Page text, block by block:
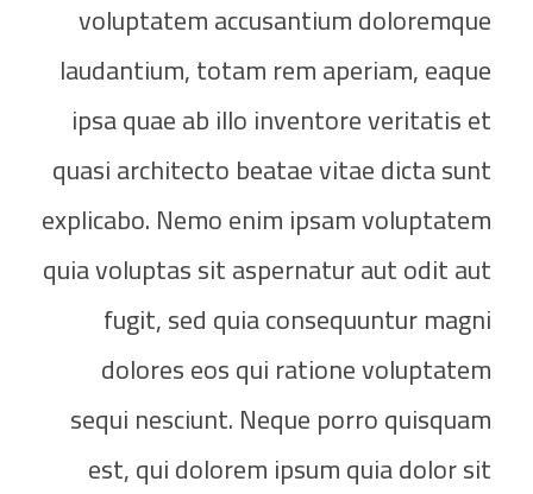
voluptatem accusantium doloremque
laudantium, totam rem aperiam, eaque
ipsa quae ab illo inventore veritatis et
quasi architecto beatae vitae dicta sunt
explicabo. Nemo enim ipsam voluptatem
quia voluptas sit aspernatur aut odit aut
fugit, sed quia consequuntur magni
dolores eos qui ratione voluptatem
sequi nesciunt. Neque porro quisquam
est, qui dolorem ipsum quia dolor sit